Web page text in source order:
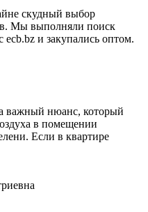
скудный выбор
Мы выполняли поиск
ecb.bz и закупались оптом.
важный нюанс, который
в помещении
Если в квартире